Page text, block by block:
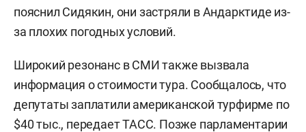
пояснил Сидякин, они застряли в Андарктиде из-
за плохих погодных условий.
Широкий резонанс в СМИ также вызвала
информация о стоимости тура. Сообщалось, что
депутаты заплатили американской турфирме по
$40 тыс., передает ТАСС. Позже парламентарии